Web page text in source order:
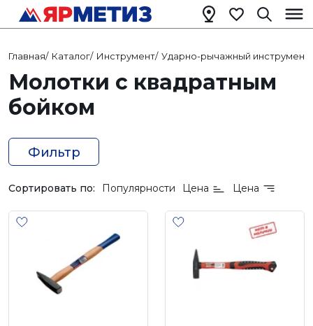
Главная/ Каталог/ Инструмент/ Ударно-рычажный инструмент
Молотки с квадратным
бойком
Фильтр
Сортировать по: Популярности Цена Цена